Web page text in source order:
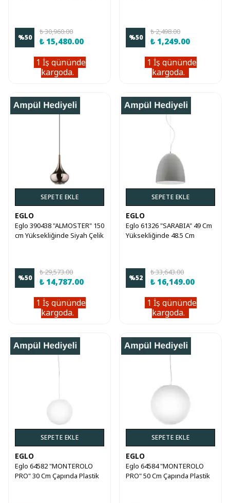
%50
₺ 30,960.00
₺ 15,480.00
1 İş gününde
kargoda.
%50
₺ 2,498.00
₺ 1,249.00
1 İş gününde
kargoda.
SEPETE EKLE
EGLO
Eglo 390438 "ALMOSTER" 150
cm Yüksekliğinde Siyah Çelik
%50
₺ 29,573.00
₺ 14,787.00
1 İş gününde
kargoda.
SEPETE EKLE
EGLO
Eglo 61326 "SARABIA" 49 Cm
Yüksekliğinde 48.5 Cm
%52
₺ 33,643.00
₺ 16,149.00
1 İş gününde
kargoda.
SEPETE EKLE
EGLO
Eglo 64582 "MONTEROLO
PRO" 30 Cm Çapında Plastik
SEPETE EKLE
EGLO
Eglo 64584 "MONTEROLO
PRO" 50 Cm Çapında Plastik
Aramıza Katıl
İndirimi Kazan!
Bundan sonraki ve Üzeri
yararlanmak için kaydolun.
Kullanım Koşullarını kabul ediyorum
E-posta adresinizi girerek pazarlama ve tanıtım ile ilgili iletişim almayı kabul
edersiniz ve Gizlilik Politikamızı okuduğunuzu ve kabul ettiğinizi onaylarsınız.